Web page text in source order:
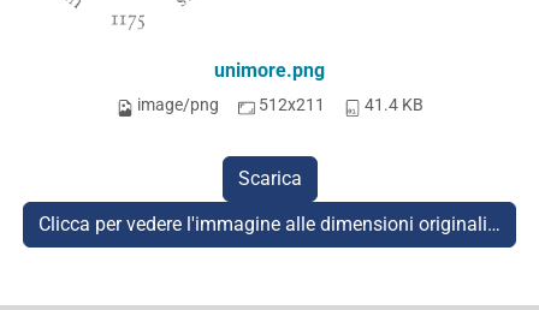
unimore.png
image/png 512x211 41.4 KB
Scarica
Clicca per vedere l'immagine alle dimensioni originali…